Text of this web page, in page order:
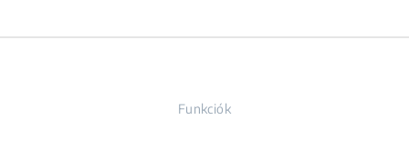
Funkciók